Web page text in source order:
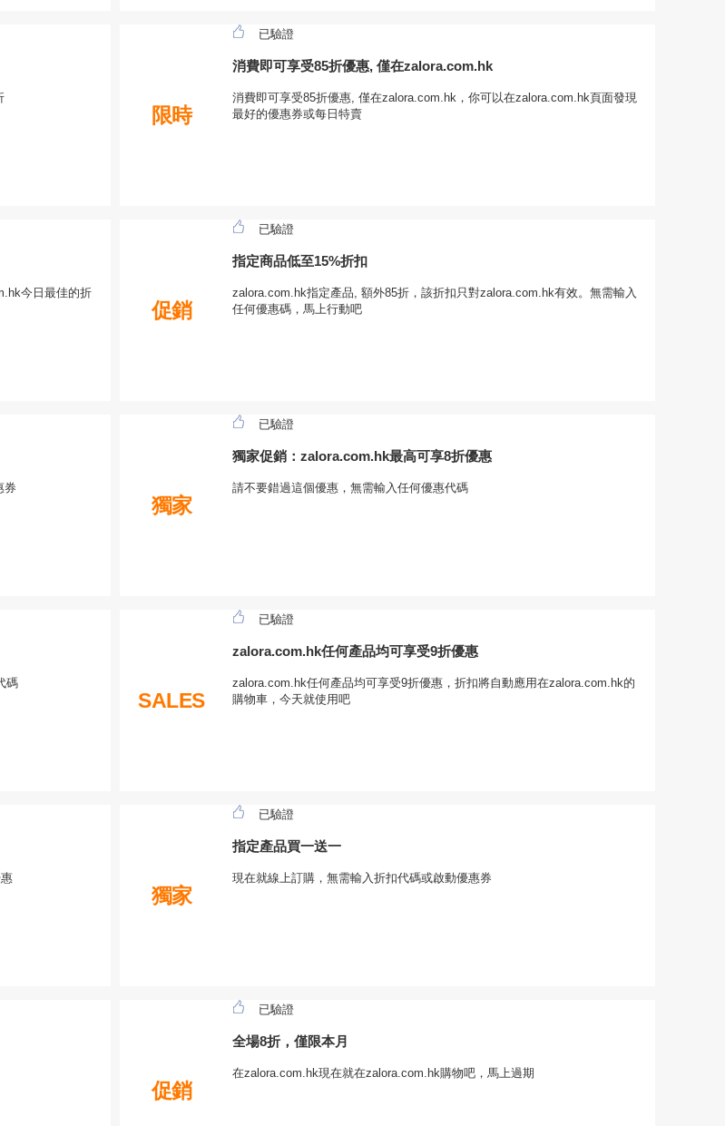
限時
已驗證
消費即可享受85折優惠, 僅在zalora.com.hk
消費即可享受85折優惠, 僅在zalora.com.hk，你可以在zalora.com.hk頁面發現
最好的優惠券或每日特賣
今日最佳的折
促銷
已驗證
指定商品低至15%折扣
zalora.com.hk指定產品, 額外85折，該折扣只對zalora.com.hk有效。無需輸入
任何優惠碼，馬上行動吧
券
獨家
已驗證
獨家促銷：zalora.com.hk最高可享8折優惠
請不要錯過這個優惠，無需輸入任何優惠代碼
碼
SALES
已驗證
zalora.com.hk任何產品均可享受9折優惠
zalora.com.hk任何產品均可享受9折優惠，折扣將自動應用在zalora.com.hk的
購物車，今天就使用吧
獨家
已驗證
指定產品買一送一
現在就線上訂購，無需輸入折扣代碼或啟動優惠券
促銷
已驗證
全場8折，僅限本月
在zalora.com.hk現在就在zalora.com.hk購物吧，馬上過期